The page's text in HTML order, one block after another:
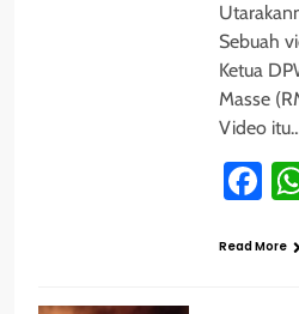
Sebuah
Ketua
Masse
Video
Read More